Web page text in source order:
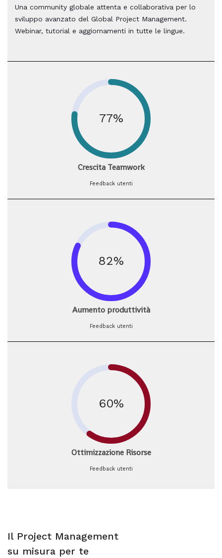
Una community globale attenta e collaborativa per lo
sviluppo avanzato del Global Project Management.
Webinar, tutorial e aggiornamenti in tutte le lingue.
77%
Crescita Teamwork
Feedback utenti
82%
Aumento produttività
Feedback utenti
60%
Ottimizzazione Risorse
Feedback utenti
Il Project Management
su misura per te